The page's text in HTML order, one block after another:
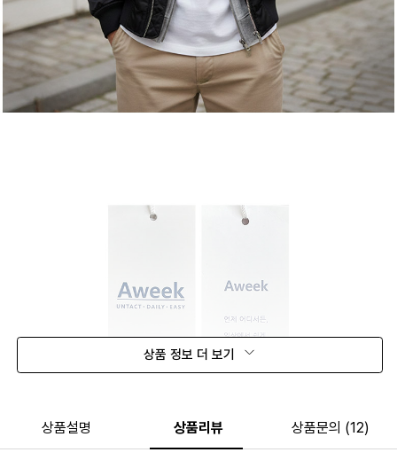
상품 정보 더 보기
상품설명 상품리뷰 상품문의 (12)